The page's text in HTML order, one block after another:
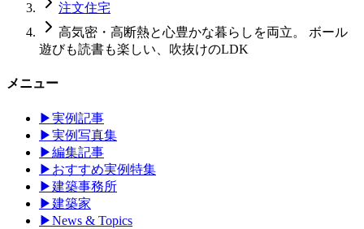
注文住宅
高気密・高断熱と心豊かな暮らしを両立。 ボール
遊びも読書も楽しい、吹抜けのLDK
メニュー
▶実例記事
▶実例写真集
▶編集記事
▶ おすすめ実例特集
▶建築事務所
▶建築家
▶News & Topics